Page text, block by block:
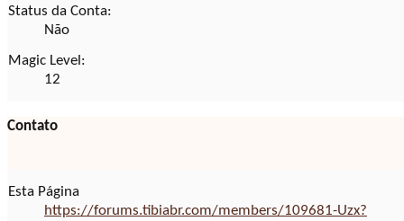
Status da Conta:
Não
Magic Level:
12
Contato
Esta Página
https://forums.tibiabr.com/members/109681-Uzx?